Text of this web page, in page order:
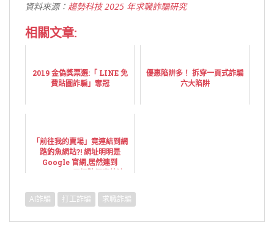
資料來源： 趨勢科技 2025 年求職詐騙研究
相關文章:
2019 金偽獎票選:「 LINE 免
費貼圖詐騙」奪冠
優惠陷阱多！ 拆穿一頁式詐騙
六大陷阱
「前往我的賣場」竟連結到網
路釣魚網站?! 網址明明是
Google 官網,居然連到
Yahoo!?...五招防個資外洩
AI詐騙 打工詐騙 求職詐騙